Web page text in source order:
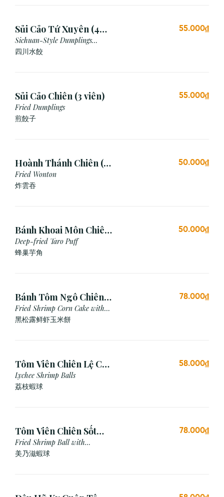
Sủi Cảo Tứ Xuyên (4
viên)
Sichuan-Style Dumplings
(Spicy)
四川水餃
55.000₫
Sủi Cảo Chiên (3 viên)
Fried Dumplings
煎餃子
55.000₫
Hoành Thánh Chiên (3
viên)
Fried Wonton
炸雲吞
50.000₫
Bánh Khoai Môn Chiên
Xù (3 viên)
Deep-fried Taro Puff
蜂巢芋角
50.000₫
Bánh Tôm Ngô Chiên
Nấm Truffle (3 viên)
Fried Shrimp Corn Cake with
Truffle
黑松露鲜虾玉米餅
78.000₫
Tôm Viên Chiên Lệ Chi
(3 viên)
Lychee Shrimp Balls
荔枝蝦球
58.000₫
Tôm Viên Chiên Sốt
Mayonnaise (3 viên)
Fried Shrimp Ball with
Mayonnaise Sauce
美乃滋蝦球
78.000₫